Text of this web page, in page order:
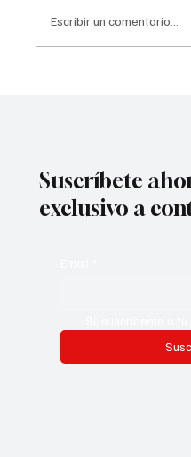
Escribir un comentario...
Suscríbete
exclusivo a